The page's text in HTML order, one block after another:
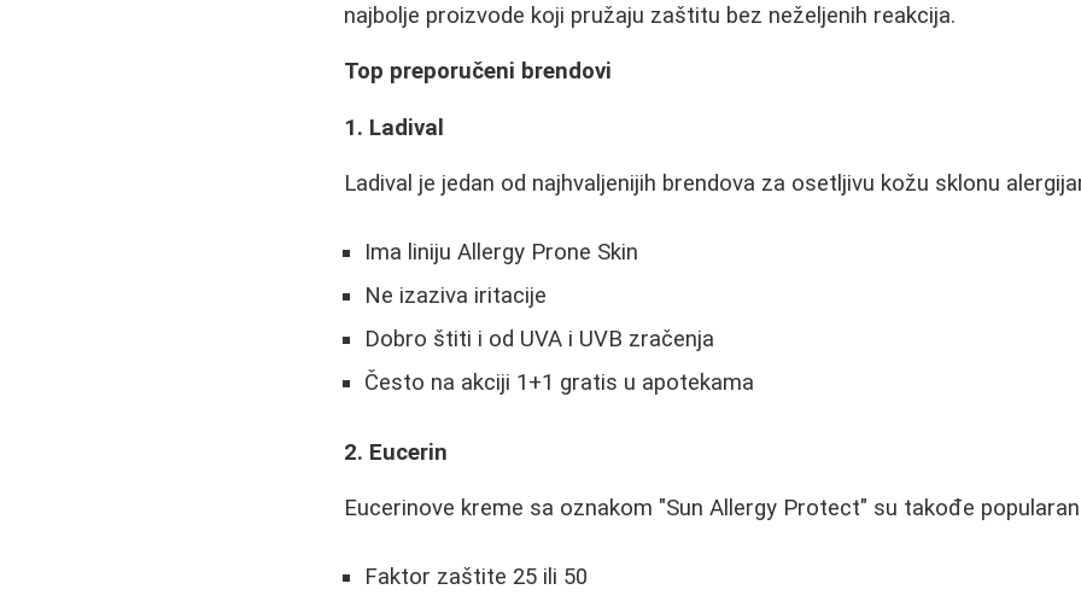
najbolje proizvode koji pružaju zaštitu bez neželjenih reakcija.
Top preporučeni brendovi
1. Ladival
Ladival je jedan od najhvaljenijih brendova za osetljivu kožu sklonu
Ima liniju Allergy Prone Skin
Ne izaziva iritacije
Dobro štiti i od UVA i UVB zračenja
Često na akciji 1+1 gratis u apotekama
2. Eucerin
Eucerinove kreme sa oznakom "Sun Allergy Protect" su takođe
Faktor zaštite 25 ili 50